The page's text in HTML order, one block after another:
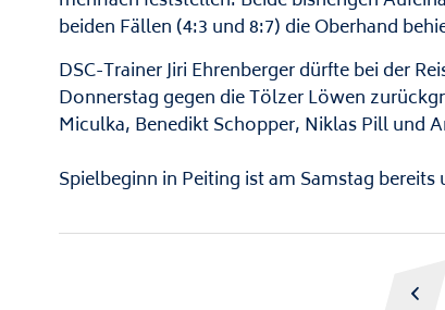
beiden Fällen (4:3 und 8:7) die Oberhand
DSC-Trainer Jiri Ehrenberger dürfte bei der
Donnerstag gegen die Tölzer Löwen
Miculka, Benedikt Schopper, Niklas Pill und
Spielbeginn in Peiting ist am Samstag
